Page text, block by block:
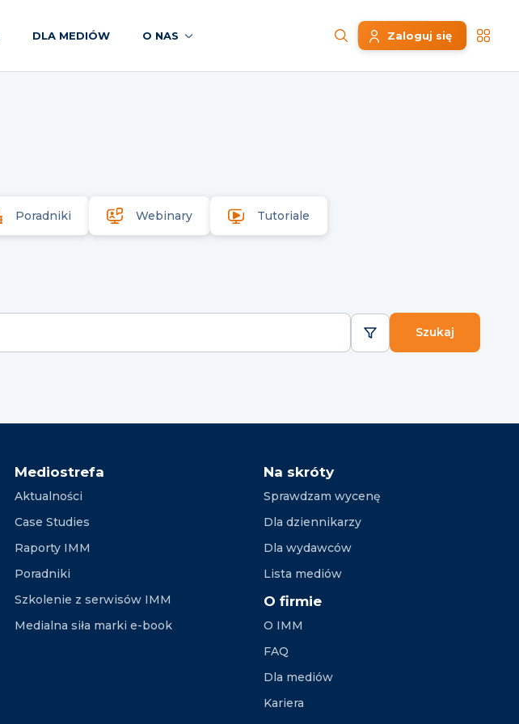
DLA MEDIÓW O NAS Zaloguj się
Poradniki Webinary Tutoriale
Szukaj
Mediostrefa
Aktualności
Case Studies
Raporty IMM
Poradniki
Szkolenie z serwisów IMM
Medialna siła marki e-book
Na skróty
Sprawdzam wycenę
Dla dziennikarzy
Dla wydawców
Lista mediów
O firmie
O IMM
FAQ
Dla mediów
Kariera